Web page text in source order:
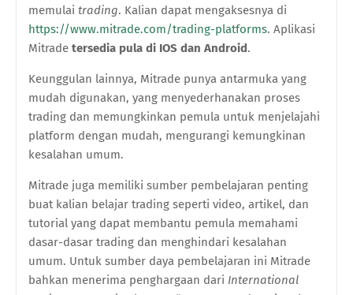
memulai trading. Kalian dapat mengaksesnya di
https://www.mitrade.com/trading-platforms. Aplikasi
Mitrade tersedia pula di IOS dan Android.
Keunggulan lainnya, Mitrade punya antarmuka yang
mudah digunakan, yang menyederhanakan proses
trading dan memungkinkan pemula untuk menjelajahi
platform dengan mudah, mengurangi kemungkinan
kesalahan umum.
Mitrade juga memiliki sumber pembelajaran penting
buat kalian belajar trading seperti video, artikel, dan
tutorial yang dapat membantu pemula memahami
dasar-dasar trading dan menghindari kesalahan
umum. Untuk sumber daya pembelajaran ini Mitrade
bahkan menerima penghargaan dari International